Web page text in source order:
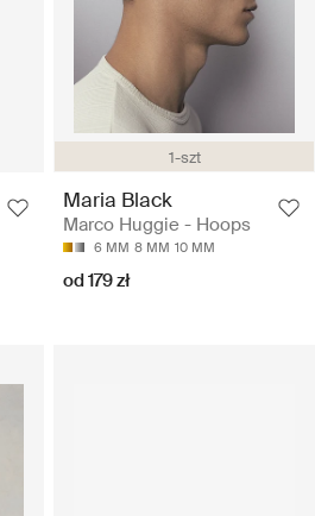
1-szt
Maria Black
Marco Huggie - Hoops
6 MM 8 MM 10 MM
od 179 zł